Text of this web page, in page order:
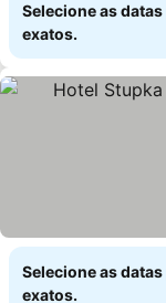
Selecione as
exatos.
Selecione as
exatos.